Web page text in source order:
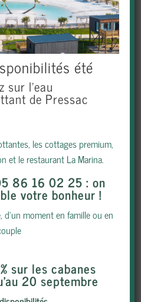
LA BROCHURE
|MOYENS DE
CGV |PROTECTION DES
été
sur l’eau
de Pressac
les cottages premium,
et le restaurant La Marina.
86 16 02 25 : on
votre bonheur !
moment en famille ou en
sur les cabanes
20 septembre